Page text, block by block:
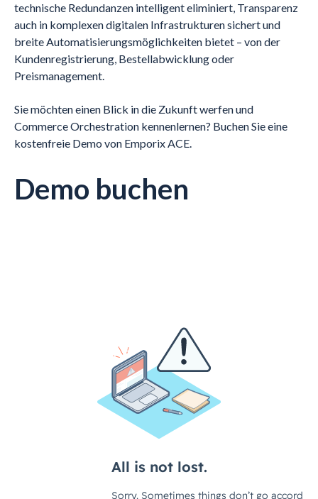
technische Redundanzen intelligent eliminiert, Transparenz
auch in komplexen digitalen Infrastrukturen sichert und
breite Automatisierungsmöglichkeiten bietet – von der
Kundenregistrierung, Bestellabwicklung oder
Preismanagement.
Sie möchten einen Blick in die Zukunft werfen und
Commerce Orchestration kennenlernen? Buchen Sie eine
kostenfreie Demo von Emporix ACE.
Demo buchen